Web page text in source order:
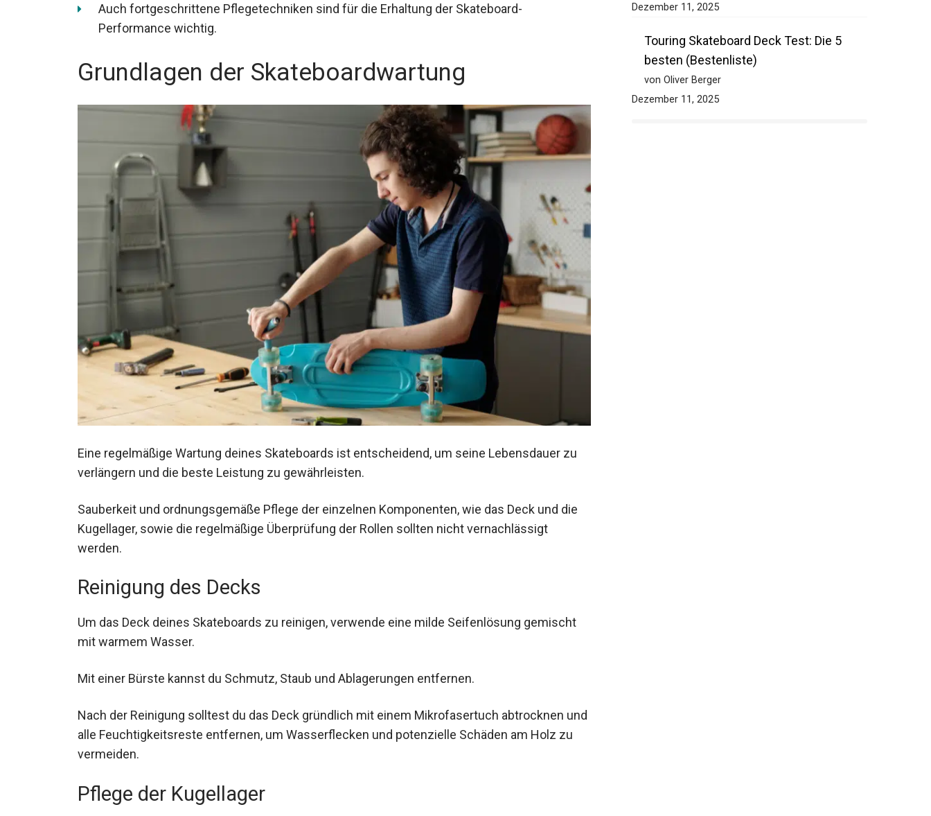
Auch fortgeschrittene Pflegetechniken sind für die Erhaltung der Skateboard-
Performance wichtig.
Grundlagen der Skateboardwartung
Eine regelmäßige Wartung deines Skateboards ist entscheidend, um seine Lebensdauer zu
verlängern und die beste Leistung zu gewährleisten.
Sauberkeit und ordnungsgemäße Pflege der einzelnen Komponenten, wie das Deck und die
Kugellager, sowie die regelmäßige Überprüfung der Rollen sollten nicht vernachlässigt
werden.
Reinigung des Decks
Um das Deck deines Skateboards zu reinigen, verwende eine milde Seifenlösung gemischt
mit warmem Wasser.
Mit einer Bürste kannst du Schmutz, Staub und Ablagerungen entfernen.
Nach der Reinigung solltest du das Deck gründlich mit einem Mikrofasertuch abtrocknen
und alle Feuchtigkeitsreste entfernen, um Wasserflecken und potenzielle Schäden am Holz
zu vermeiden.
Pflege der Kugellager
Dezember 11, 2025
Touring Skateboard Deck Test: Die 5
besten (Bestenliste)
von Oliver Berger
Dezember 11, 2025